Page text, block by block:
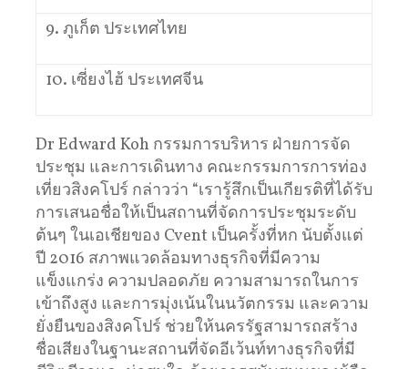
9. ภูเก็ต ประเทศไทย
10. เซี่ยงไฮ้ ประเทศจีน
Dr Edward Koh กรรมการบริหาร ฝ่ายการจัด
ประชุม และการเดินทาง คณะกรรมการการท่อง
เที่ยวสิงคโปร์ กล่าวว่า “เรารู้สึกเป็นเกียรติที่ได้รับ
การเสนอชื่อให้เป็นสถานที่จัดการประชุมระดับ
ต้นๆ ในเอเชียของ Cvent เป็นครั้งที่หก นับตั้งแต่
ปี 2016 สภาพแวดล้อมทางธุรกิจที่มีความ
แข็งแกร่ง ความปลอดภัย ความสามารถในการ
เข้าถึงสูง และการมุ่งเน้นในนวัตกรรม และความ
ยั่งยืนของสิงคโปร์ ช่วยให้นครรัฐสามารถสร้าง
ชื่อเสียงในฐานะสถานที่จัดอีเว้นท์ทางธุรกิจที่มี